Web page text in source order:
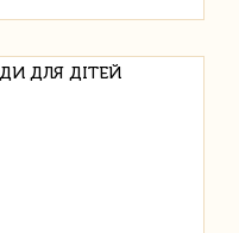
ДЛЯ ДІТЕЙ